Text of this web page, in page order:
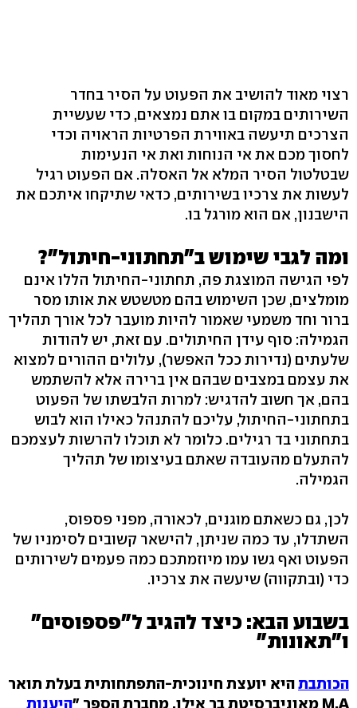
רצוי מאוד להושיב את הפעוט על הסיר בחדר
השירותים במקום בו אתם נמצאים, כדי שעשיית
הצרכים תיעשה באווירת הפרטיות הראויה וכדי
לחסוך מכם את אי הנוחות ואת אי הנעימות
שבטלטול הסיר המלא אל האסלה. אם הפעוט רגיל
לעשות את צרכיו בשירותים, כדאי שתיקחו איתכם את
הישבנון, אם הוא מורגל בו.
ומה לגבי שימוש ב"תחתוני-חיתול"?
לפי הגישה המוצגת פה, תחתוני-החיתול הללו אינם
מומלצים, שכן השימוש בהם מטשטש את אותו מסר
ברור וחד משמעי שאמור להיות מועבר לכל אורך תהליך
הגמילה: סוף עידן החיתולים. עם זאת, יש להודות
שלעתים (נדירות ככל האפשר), עלולים ההורים למצוא
את עצמם במצבים שבהם אין ברירה אלא להשתמש
בהם, אך חשוב להדגיש: למרות הלבשתו של הפעוט
בתחתוני-החיתול, עליכם להתנהל כאילו הוא לבוש
בתחתוני בד רגילים. כלומר לא תוכלו להרשות לעצמכם
להתעלם מהעובדה שאתם בעיצומו של תהליך
הגמילה.
לכן, גם כשאתם מוגנים, לכאורה, מפני פספוס,
השתדלו, עד כמה שניתן, להישאר קשובים לסימניו של
הפעוט ואף גשו עמו מיוזמתכם כמה פעמים לשירותים
כדי (ובתקווה) שיעשה את צרכיו.
בשבוע הבא: כיצד להגיב ל"פספוסים"
ו"תאונות"
הכותבתהיא יועצת חינוכית-התפתחותית בעלת תואר
M.A מאוניברסיטת בר אילן. מחברת הספר "
היענות